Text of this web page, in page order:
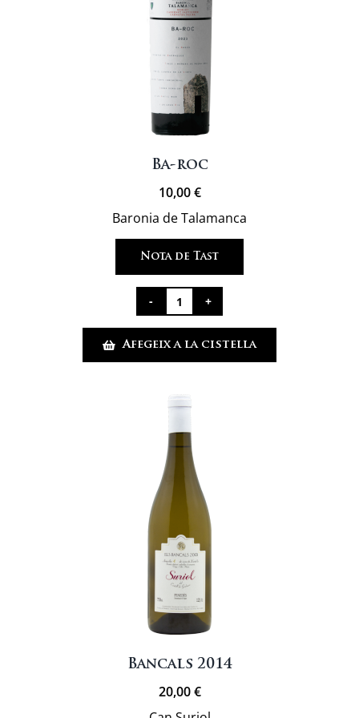
Ba-roc
10,00€
Baronia de Talamanca
Nota de Tast
quantitat
de
Ba-
Afegeix a la cistella
Bancals 2014
20,00€